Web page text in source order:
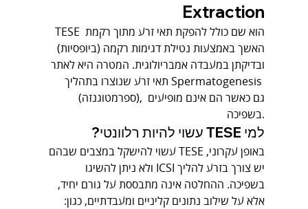
Extraction
TESE הוא שם כולל להפקת תאי זרע מתוך רקמת
האשך באמצעות נטילת דגימות רקמה (ביופסיות)
ובדיקתן במעבדה אמבריולוגית. המטרה היא לאתר
תאי זרע שנוצרו בתהליך Spermatogenesis
(ספרמטוגנזה), גם כאשר הם אינם מופיעים
בשפיכה.
למי TESE עשוי להיות רלוונטי?
באופן עקרוני, TESE עשוי להישקל במצבים שבהם
יש צורך בזרע להליך ICSI ולא ניתן להשיגו
בשפיכה. ההחלטה אינה מתבססת על גורם יחיד,
אלא על שילוב נתונים קליניים ומעבדתיים, כגון: